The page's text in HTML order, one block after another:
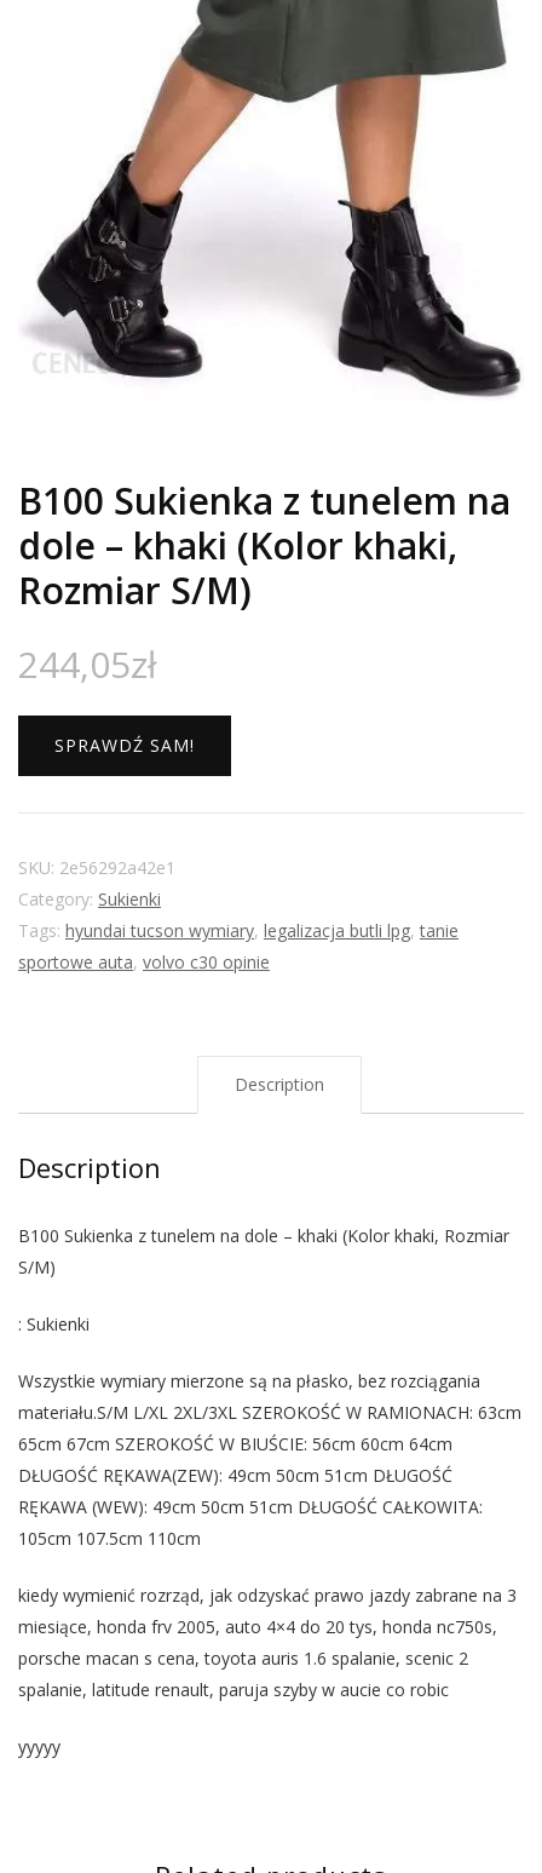
B100 Sukienka z tunelem na
dole – khaki (Kolor khaki,
Rozmiar S/M)
244,05zł
SPRAWDŹ SAM!
SKU: 2e56292a42e1
Category: Sukienki
Tags: hyundai tucson wymiary, legalizacja butli lpg,tanie
sportowe auta, volvo c30 opinie
Description
Description
B100 Sukienka z tunelem na dole – khaki (Kolor khaki, Rozmiar
S/M)
: Sukienki
Wszystkie wymiary mierzone są na płasko, bez rozciągania
materiału.S/M L/XL 2XL/3XL SZEROKOŚĆ W RAMIONACH: 63cm
65cm 67cm SZEROKOŚĆ W BIUŚCIE: 56cm 60cm 64cm
DŁUGOŚĆ RĘKAWA(ZEW): 49cm 50cm 51cm DŁUGOŚĆ
RĘKAWA (WEW): 49cm 50cm 51cm DŁUGOŚĆ CAŁKOWITA:
105cm 107.5cm 110cm
kiedy wymienić rozrząd, jak odzyskać prawo jazdy zabrane na 3
miesiące, honda frv 2005, auto 4×4 do 20 tys, honda nc750s,
porsche macan s cena, toyota auris 1.6 spalanie, scenic 2
spalanie, latitude renault, paruja szyby w aucie co robic
yyyyy